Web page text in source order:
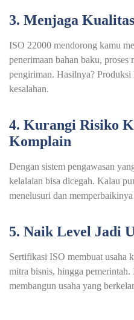
3. Menjaga
ISO 22000 mendorong kamu
penerimaan bahan baku, proses
pengiriman. Hasilnya?
kesalahan.
4. Kurangi Risiko
Komplain
Dengan sistem pengawasan
kelalaian bisa dicegah. Kalau
menelusuri dan
5. Naik Level Jadi
Sertifikasi ISO membuat usaha
mitra bisnis, hingga
membangun usaha yang